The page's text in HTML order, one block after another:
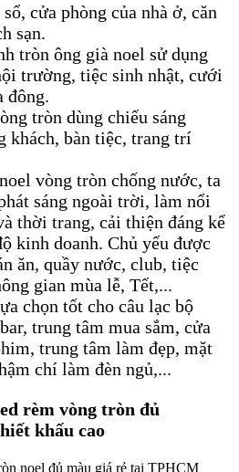
cửa phòng của nhà ở, căn
sạn.
tròn ông già noel sử dụng
trường, tiệc sinh nhật, cưới
đông.
tròn dùng chiếu sáng
khách, bàn tiệc, trang trí
vòng tròn chống nước, ta
sáng ngoài trời, làm nổi
thời trang, cải thiện đáng kể
kinh doanh. Chủ yếu được
ăn, quầy nước, club, tiệc
gian mùa lễ, Tết,...
chọn tốt cho câu lạc bộ
trung tâm mua sắm, cửa
trung tâm làm đẹp, mặt
chí làm đèn ngủ,...
rèm vòng tròn đủ
khấu cao